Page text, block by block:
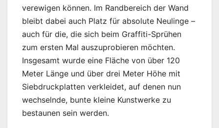
verewigen können. Im Randbereich der Wand
bleibt dabei auch Platz für absolute Neulinge –
auch für die, die sich beim Graffiti-Sprühen
zum ersten Mal auszuprobieren möchten.
Insgesamt wurde eine Fläche von über 120
Meter Länge und über drei Meter Höhe mit
Siebdruckplatten verkleidet, auf denen nun
wechselnde, bunte kleine Kunstwerke zu
bestaunen sein werden.